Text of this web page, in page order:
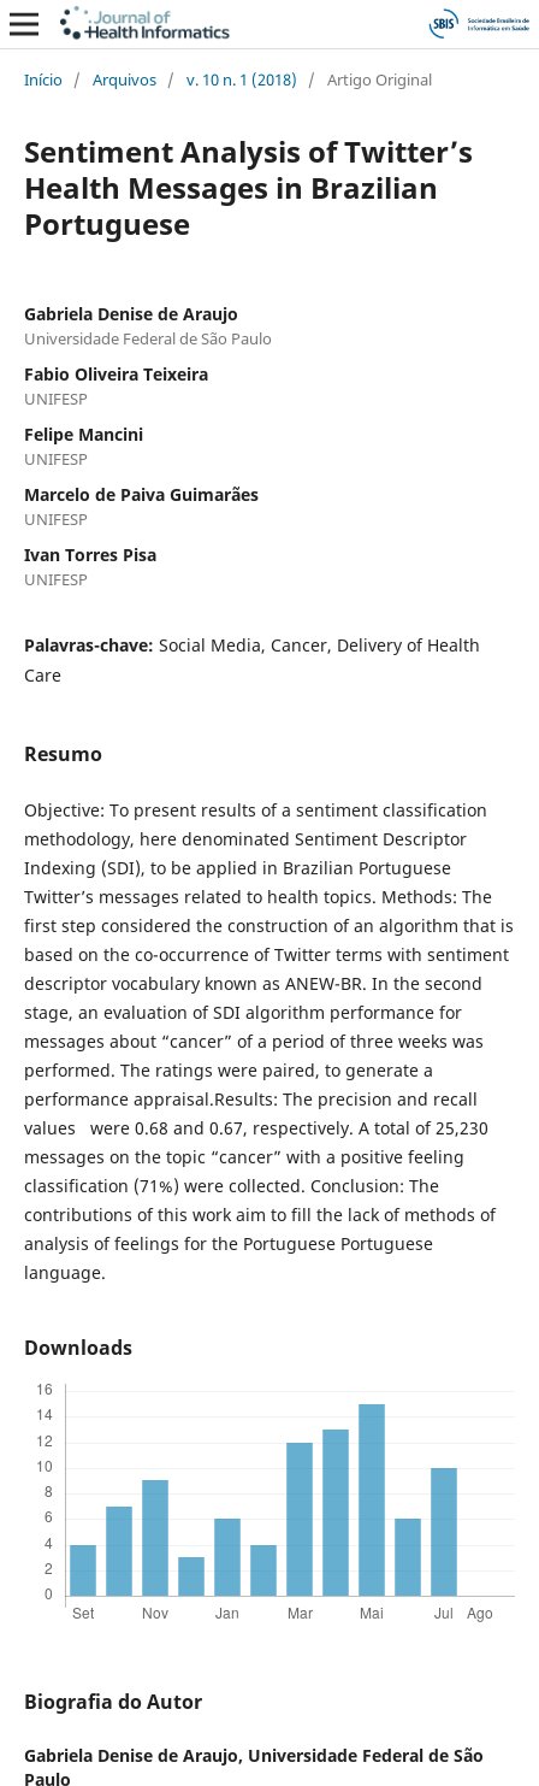
Início / Arquivos / v. 10 n. 1 (2018) / Artigo Original
Sentiment Analysis of Twitter’s
Health Messages in Brazilian
Portuguese
Gabriela Denise de Araujo
Universidade Federal de São Paulo
Fabio Oliveira Teixeira
UNIFESP
Felipe Mancini
UNIFESP
Marcelo de Paiva Guimarães
UNIFESP
Ivan Torres Pisa
UNIFESP
Palavras-chave: Social Media, Cancer, Delivery of Health
Care
Resumo
Objective: To present results of a sentiment classification
methodology, here denominated Sentiment Descriptor
Indexing (SDI), to be applied in Brazilian Portuguese
Twitter’s messages related to health topics. Methods: The
first step considered the construction of an algorithm that is
based on the co-occurrence of Twitter terms with sentiment
descriptor vocabulary known as ANEW-BR. In the second
stage, an evaluation of SDI algorithm performance for
messages about “cancer” of a period of three weeks was
performed. The ratings were paired, to generate a
performance appraisal.Results: The precision and recall
values were 0.68 and 0.67, respectively. A total of 25,230
messages on the topic “cancer” with a positive feeling
classification (71%) were collected. Conclusion: The
contributions of this work aim to fill the lack of methods of
analysis of feelings for the Portuguese Portuguese
language.
Downloads
Biografia do Autor
Gabriela Denise de Araujo, Universidade Federal de São
Paulo